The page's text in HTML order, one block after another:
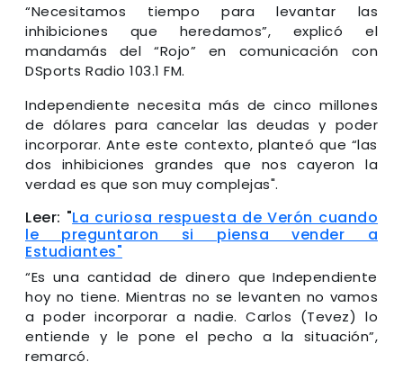
“Necesitamos tiempo para levantar las
inhibiciones que heredamos”, explicó el
mandamás del “Rojo” en comunicación con
DSports Radio 103.1 FM.
Independiente necesita más de cinco millones
de dólares para cancelar las deudas y poder
incorporar. Ante este contexto, planteó que “las
dos inhibiciones grandes que nos cayeron la
verdad es que son muy complejas".
Leer: "La curiosa respuesta de Verón cuando
le preguntaron si piensa vender a
Estudiantes"
“Es una cantidad de dinero que Independiente
hoy no tiene. Mientras no se levanten no vamos
a poder incorporar a nadie. Carlos (Tevez) lo
entiende y le pone el pecho a la situación”,
remarcó.